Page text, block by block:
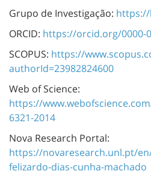
Grupo de Investigação:
ORCID: https://orcid.org/0000-
SCOPUS: https://
authorId=23982824600
Web of Science:
https://
6321-2014
Nova Research Portal:
https://novaresearch.unl.pt/
felizardo-dias-cunha-machado